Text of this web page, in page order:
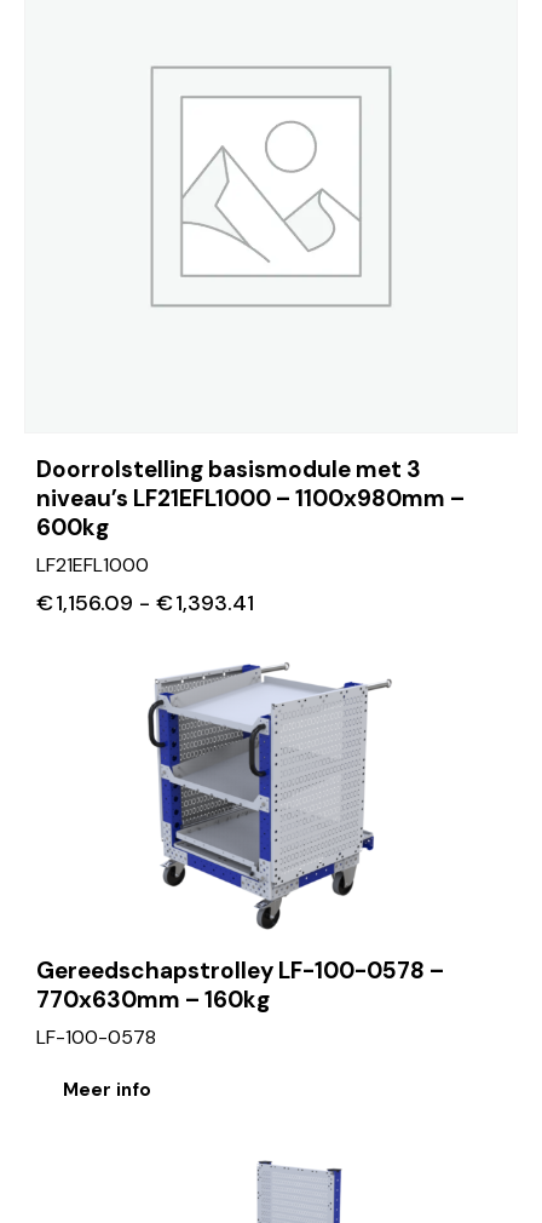
Doorrolstelling basismodule met 3
niveau’s LF21EFL1000 – 1100x980mm –
600kg
LF21EFL1000
€1,156.09 - €1,393.41
Gereedschapstrolley LF-100-0578 –
770x630mm – 160kg
LF-100-0578
Meer info